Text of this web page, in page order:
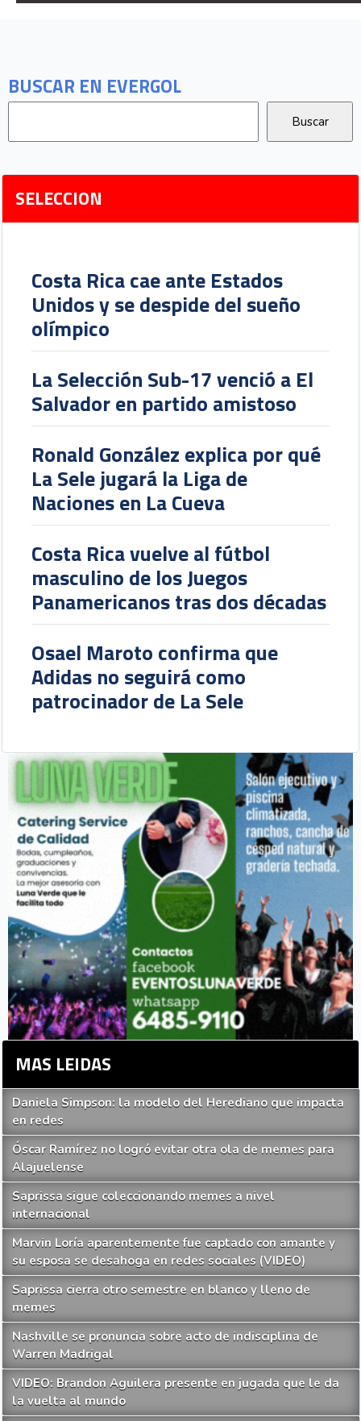
BUSCAR EN EVERGOL
SELECCION
Costa Rica cae ante Estados
Unidos y se despide del sueño
olímpico
La Selección Sub-17 venció a El
Salvador en partido amistoso
Ronald González explica por qué
La Sele jugará la Liga de
Naciones en La Cueva
Costa Rica vuelve al fútbol
masculino de los Juegos
Panamericanos tras dos décadas
Osael Maroto confirma que
Adidas no seguirá como
patrocinador de La Sele
MAS LEIDAS
Daniela Simpson: la modelo del Herediano que impacta
en redes
Óscar Ramírez no logró evitar otra ola de memes para
Alajuelense
Saprissa sigue coleccionando memes a nivel
internacional
Marvin Loría aparentemente fue captado con amante y
su esposa se desahoga en redes sociales (VIDEO)
Saprissa cierra otro semestre en blanco y lleno de
memes
Nashville se pronuncia sobre acto de indisciplina de
Warren Madrigal
VIDEO: Brandon Aguilera presente en jugada que le da
la vuelta al mundo